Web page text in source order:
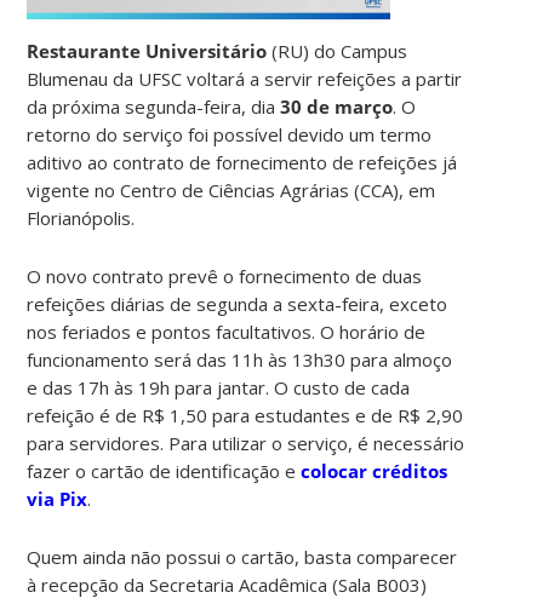
Restaurante Universitário (RU) do Campus
Blumenau da UFSC voltará a servir refeições a partir
da próxima segunda-feira, dia30 de março. O
retorno do serviço foi possível devido um termo
aditivo ao contrato de fornecimento de refeições já
vigente no Centro de Ciências Agrárias (CCA), em
Florianópolis.
O novo contrato prevê o fornecimento de duas
refeições diárias de segunda a sexta-feira, exceto
nos feriados e pontos facultativos. O horário de
funcionamento será das 11h às 13h30 para almoço
e das 17h às 19h para jantar. O custo de cada
refeição é de R$ 1,50 para estudantes e de R$ 2,90
para servidores. Para utilizar o serviço, é necessário
fazer o cartão de identificação ecolocar créditos
via Pix.
Quem ainda não possui o cartão, basta comparecer
à recepção da Secretaria Acadêmica (Sala B003)